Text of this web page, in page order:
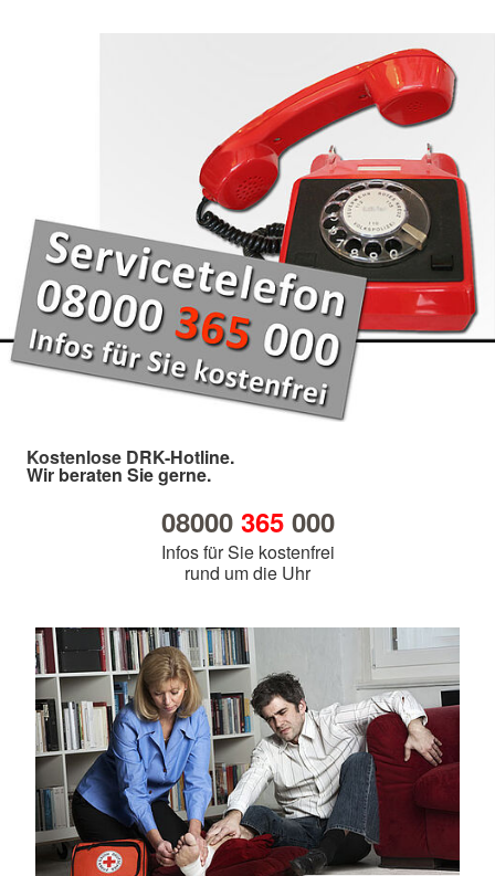
Kostenlose DRK-Hotline.
Wir beraten Sie gerne.
08000 365000
Infos für Sie kostenfrei
rund um die Uhr